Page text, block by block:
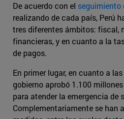
De acuerdo con el seguimiento
realizando de cada país, Perú
tres diferentes ámbitos: fiscal,
financieras, y en cuanto a la
de pagos.
En primer lugar, en cuanto a
gobierno aprobó 1.100
para atender la emergencia de
Complementariamente se han